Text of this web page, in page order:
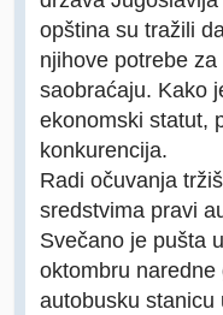
opština su tražili
njihove potrebe
saobraćaju. Kako
ekonomski statut,
konkurencija.
Radi očuvanja
sredstvima pravi
Svečano je pušta
oktombru
autobusku stanicu